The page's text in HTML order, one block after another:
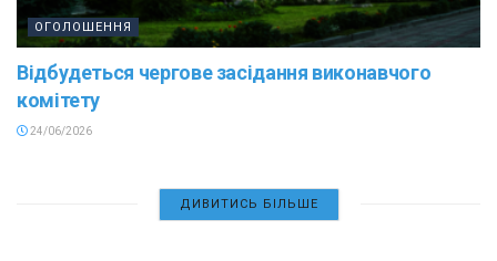
ОГОЛОШЕННЯ
Відбудеться чергове засідання виконавчого
комітету
24/06/2026
ДИВИТИСЬ БІЛЬШЕ